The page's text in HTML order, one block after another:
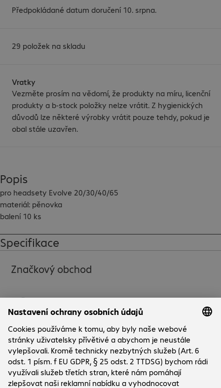
Předpokládané datum doručení 10. srpna.
29 položek na skladu
Vratky
Vezměte prosím na vědomí, že produkty na míru, licenční
produkty a b-stock položky nelze vrátit. Z hygienických
důvodů lze některé výrobky vrátit pouze tehdy, pokud je
obal stále uzavřen.
Popis
pro headsety Evolve 20/30/40/65
materiál: pěnovka
balení 10 ks
Specifikace
Značkový obchod
Společnost